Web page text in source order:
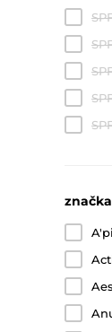
značka